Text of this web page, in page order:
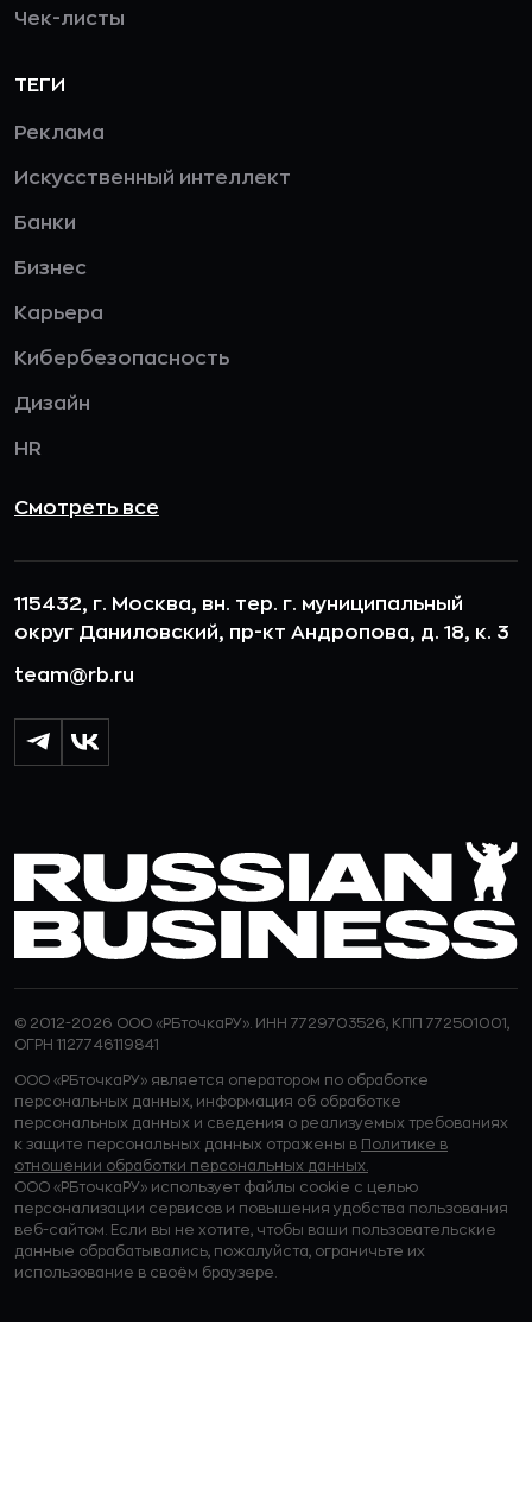
Чек-листы
ТЕГИ
Реклама
Искусственный интеллект
Банки
Бизнес
Карьера
Кибербезопасность
Дизайн
HR
Смотреть все
115432, г. Москва, вн. тер. г. муниципальный
округ Даниловский, пр-кт Андропова, д. 18, к. 3
team@rb.ru
© 2012-2026 ООО «РБточкаРУ». ИНН 7729703526, КПП 772501001,
ОГРН 1127746119841
ООО «РБточкаРУ» является оператором по обработке
персональных данных, информация об обработке
персональных данных и сведения о реализуемых требованиях
к защите персональных данных отражены в Политике в
отношении обработки персональных данных.
ООО «РБточкаРУ» использует файлы cookie с целью
персонализации сервисов и повышения удобства пользования
веб-сайтом. Если вы не хотите, чтобы ваши пользовательские
данные обрабатывались, пожалуйста, ограничьте их
использование в своём браузере.